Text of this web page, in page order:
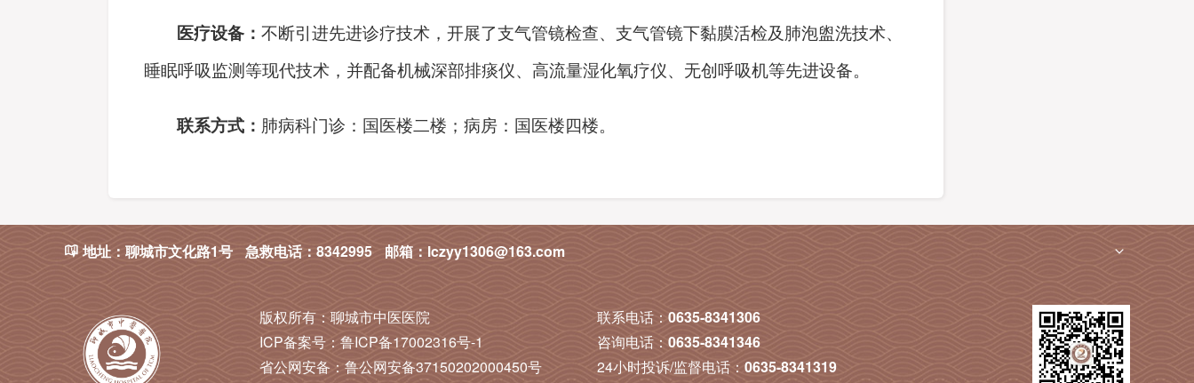
医疗设备：不断引进先进诊疗技术，开展了支气管镜检查、支气管镜下黏膜活检及肺泡盥洗技术、
睡眠呼吸监测等现代技术， 并配备机械深部排痰仪、高流量湿化氧疗仪、无创呼吸机等先进设备。
联系方式： 肺病科门诊：国医楼二楼；病房：国医楼四楼。
 地址：聊城市文化路1号 急救电话：8342995 邮箱：lczyy1306@163.com
版权所有： 聊城市中医医院
ICP备案号：鲁ICP备17002316号-1
省公网安备： 鲁公网安备37150202000450号
联系电话： 0635-8341306
咨询电话： 0635-8341346
24小时投诉/监督电话： 0635-8341319